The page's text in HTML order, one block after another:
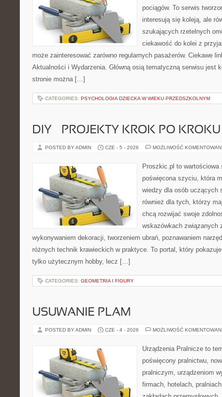
pociągów. To serwis
interesują się koleją, ale
szukających rzetelnych
ciekawość do kolei z
może zainteresować zarówno regularnych pasażerów. Ciekawe
Aktualności i Wydarzenia. Główną osią tematyczną serwisu jest
stronie można […]
CATEGORIES: PSYCHOLOGIA DZIECKA W WIEKU PRZEDSZKOLNYM
DIY – PROJEKTY KROK PO KROKU
POSTED BY ADMIN CZE - 5 - 2026 MOŻLIWOŚĆ
Proszkic.pl to wartościowa
poświęcona szyciu, która
wiedzy dla osób uczących
również dla tych, którzy
chcą rozwijać swoje
wskazówkach związanych
wykonywaniem dekoracji, tworzeniem ubrań, poznawaniem
różnych technik krawieckich w praktyce. To portal, który
tylko użytecznym hobby, lecz […]
CATEGORIES: GEOMETRIA I FIGURY
USUWANIE PLAM
POSTED BY ADMIN CZE - 4 - 2026 MOŻLIWOŚĆ
Urządzenia Pralnicze to
poświęcony pralnictwu,
pralniczym, urządzeniom
firmach, hotelach,